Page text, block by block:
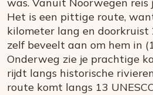
was. Vanuit Noorwegen reis
Het is een pittige route,
kilometer lang en doorkruist
zelf beveelt aan om hem in
Onderweg zie je prachtige
rijdt langs historische
route komt langs 13